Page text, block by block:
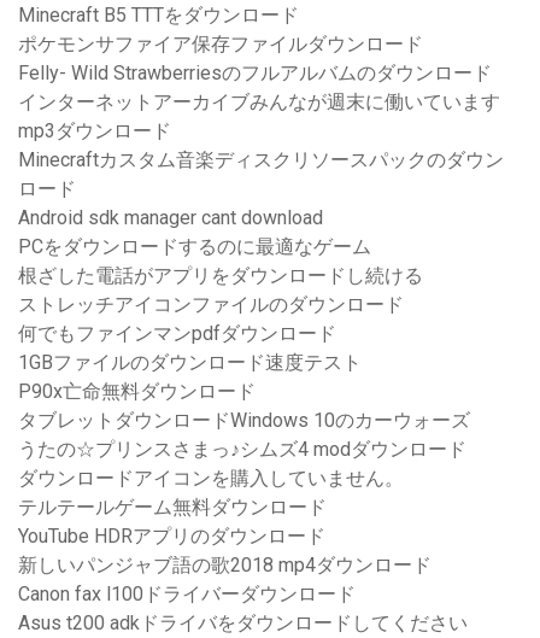
Minecraft B5 TTTをダウンロード
ポケモンサファイア保存ファイルダウンロード
Felly- Wild Strawberriesのフルアルバムのダウンロード
インターネットアーカイブみんなが週末に働いています
mp3ダウンロード
Minecraftカスタム音楽ディスクリソースパックのダウン
ロード
Android sdk manager cant download
PCをダウンロードするのに最適なゲーム
根ざした電話がアプリをダウンロードし続ける
ストレッチアイコンファイルのダウンロード
何でもファインマンpdfダウンロード
1GBファイルのダウンロード速度テスト
P90x亡命無料ダウンロード
タブレットダウンロードWindows 10のカーウォーズ
うたの☆プリンスさまっ♪シムズ4 modダウンロード
ダウンロードアイコンを購入していません。
テルテールゲーム無料ダウンロード
YouTube HDRアプリのダウンロード
新しいパンジャブ語の歌2018 mp4ダウンロード
Canon fax l100ドライバーダウンロード
Asus t200 adkドライバをダウンロードしてください